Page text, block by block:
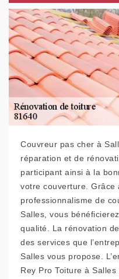
Couvreur pas cher à
réparation et de
participant ainsi à la
votre couverture. Grâce
professionnalisme de
Salles, vous
qualité. La rénovation
des services que
Salles vous propose.
Rey Pro Toiture à